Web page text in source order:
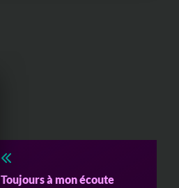
Brandon remplit
Toujours à mon écoute